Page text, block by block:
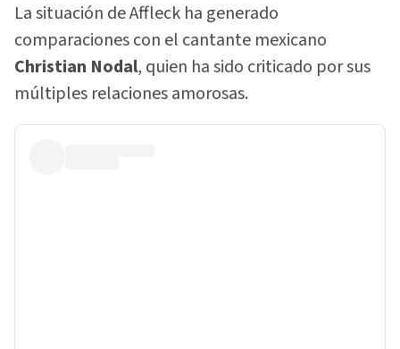
La situación de Affleck ha generado
comparaciones con el cantante mexicano
Christian Nodal, quien ha sido criticado por sus
múltiples relaciones amorosas.